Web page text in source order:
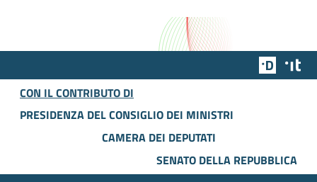
Team
CON IL CONTRIBUTO DI
PRESIDENZA DEL CONSIGLIO DEI MINISTRI
CAMERA DEI DEPUTATI
SENATO DELLA REPUBBLICA